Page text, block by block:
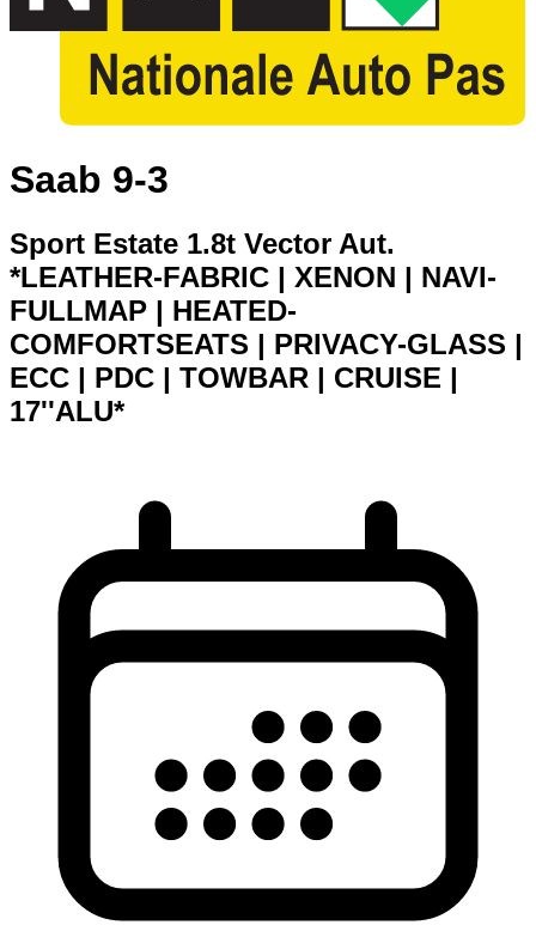
Saab 9-3
Sport Estate 1.8t Vector Aut.
*LEATHER-FABRIC | XENON | NAVI-
FULLMAP | HEATED-
COMFORTSEATS | PRIVACY-GLASS |
ECC | PDC | TOWBAR | CRUISE |
17''ALU*